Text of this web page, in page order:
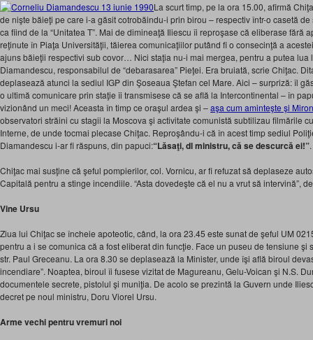
La scurt timp, pe la ora 15.00, afirmă
de nişte băieţi pe care i-a găsit cotrobăindu-i prin birou – respectiv într-o casetă
ca fiind de la “Unitatea T”. Mai de dimineaţă Iliescu îi reproşase că eliberase fără
reţinute în Piaţa Universităţii, tăierea comunicaţiilor putând fi o consecinţă a
ajuns băieţii respectivi sub covor… Nici staţia nu-i mai mergea, pentru a putea lua
Diamandescu, responsabilul de “debarasarea” Pieţei. Era bruiată, scrie Chiţac.
deplasează atunci la sediul IGP din Şoseaua Ştefan cel Mare. Aici – surpriză: îl
o ultimă comunicare prin staţie îi transmisese că se află la Intercontinental – în
vizionând un meci! Aceasta în timp ce oraşul ardea şi –aşa cum aminteşte şi
observatori străini cu stagii la Moscova şi activitate comunistă subtilizau filmările
Interne, de unde tocmai plecase Chiţac. Reproşându-i că în acest timp sediul
Diamandescu i-ar fi răspuns, din papuci:“Lăsaţi, dl ministru, că se descurcă ei!”.
Chiţac mai susţine că şeful pompierilor, col. Vornicu, ar fi refuzat să deplaseze
Capitală pentru a stinge incendiile. “Asta dovedeşte că el nu a vrut să intervină”,
Vine Ursu
Ziua lui Chiţac se încheie apoteotic, când, la ora 23.45 este sunat de şeful UM
pentru a i se comunica că a fost eliberat din funcţie. Face un puseu de tensiune şi
str. Paul Greceanu. La ora 8.30 se deplasează la Minister, unde îşi află biroul
incendiare”. Noaptea, biroul îi fusese vizitat de Magureanu, Gelu-Voican şi N.S.
documentele secrete, pistolul şi muniţia. De acolo se prezintă la Guvern unde
decret pe noul ministru, Doru Viorel Ursu.
Arme vechi pentru vremuri noi